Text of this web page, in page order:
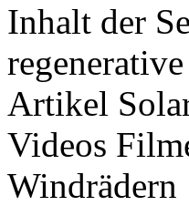
Inhalt der
Artikel
Videos
Windrädern